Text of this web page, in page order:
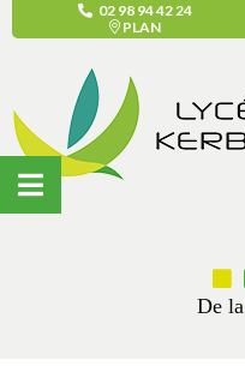
02 98 94 42 24
PLAN
De